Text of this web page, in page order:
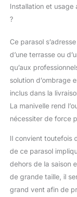
Installation et usage
?
Ce parasol
d’une terrasse ou
qu’aux
solution d’ombrage
inclus dans la
La manivelle rend
nécessiter de force
Il convient toutefois
de ce parasol
dehors de la saison
de grande taille, il
grand vent afin de